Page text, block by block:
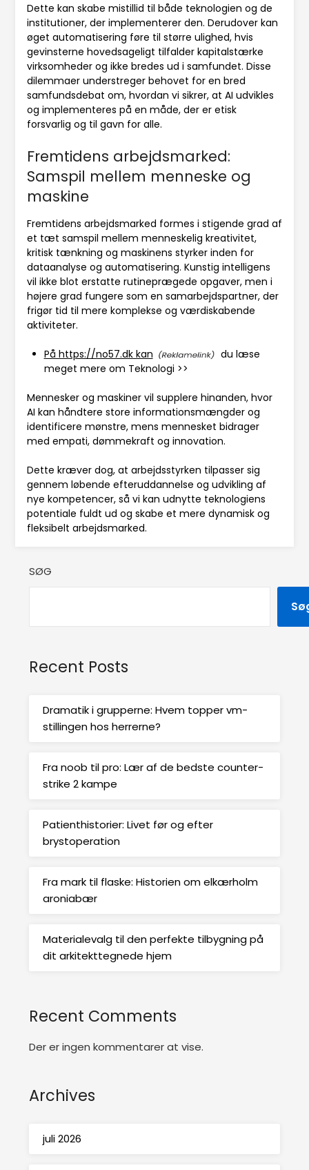
Dette kan skabe mistillid til både teknologien og de
institutioner, der implementerer den. Derudover kan
øget automatisering føre til større ulighed, hvis
gevinsterne hovedsageligt tilfalder kapitalstærke
virksomheder og ikke bredes ud i samfundet. Disse
dilemmaer understreger behovet for en bred
samfundsdebat om, hvordan vi sikrer, at AI udvikles
og implementeres på en måde, der er etisk
forsvarlig og til gavn for alle.
Fremtidens arbejdsmarked:
Samspil mellem menneske og
maskine
Fremtidens arbejdsmarked formes i stigende grad af
et tæt samspil mellem menneskelig kreativitet,
kritisk tænkning og maskinens styrker inden for
dataanalyse og automatisering. Kunstig intelligens
vil ikke blot erstatte rutineprægede opgaver, men i
højere grad fungere som en samarbejdspartner, der
frigør tid til mere komplekse og værdiskabende
aktiviteter.
På https://no57.dk kan
du læse
meget mere om Teknologi >>
Mennesker og maskiner vil supplere hinanden, hvor
AI kan håndtere store informationsmængder og
identificere mønstre, mens mennesket bidrager
med empati, dømmekraft og innovation.
Dette kræver dog, at arbejdsstyrken tilpasser sig
gennem løbende efteruddannelse og udvikling af
nye kompetencer, så vi kan udnytte teknologiens
potentiale fuldt ud og skabe et mere dynamisk og
fleksibelt arbejdsmarked.
SØG
Recent Posts
Dramatik i grupperne: Hvem topper vm-
stillingen hos herrerne?
Fra noob til pro: Lær af de bedste counter-
strike 2 kampe
Patienthistorier: Livet før og efter
brystoperation
Fra mark til flaske: Historien om elkærholm
aroniabær
Materialevalg til den perfekte tilbygning på
dit arkitekttegnede hjem
Recent Comments
Der er ingen kommentarer at vise.
Archives
juli 2026